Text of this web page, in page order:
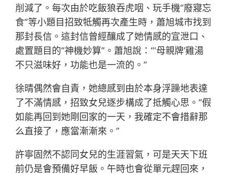
削減了。每次由於吃飯狼吞虎咽、玩手機“廢寢忘
食”等小題目招致牴觸再次產生時，蕭旭城市找到
那封長信。這封信曾經釀成了她情感的宣泄口、
處置題目的“神機妙算”。蕭旭說：“‘母親牌’雞湯
不只滋味好，功能也是一流的。”
徐晴偶然會自責，她總感到由於本身浮躁地表達
了不滿情感，招致女兒逐步構成了抵觸心思。“假
如能再回到她剛回家的一天，我確定不會措辭那
么直接了，應當漸漸來。”
許寧固然不認同女兒的生涯習氣，可是天天下班
前仍是會預備好早飯。午時也會從單元趕回來，